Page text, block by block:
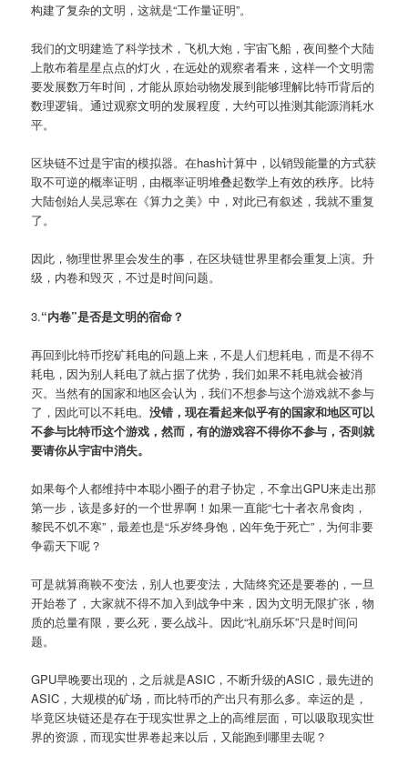
构建了复杂的文明，这就是“工作量证明”。
我们的文明建造了科学技术，飞机大炮，宇宙飞船，夜间整个大陆
上散布着星星点点的灯火，在远处的观察者看来，这样一个文明需
要发展数万年时间，才能从原始动物发展到能够理解比特币背后的
数理逻辑。通过观察文明的发展程度，大约可以推测其能源消耗水
平。
区块链不过是宇宙的模拟器。在hash计算中，以销毁能量的方式获
取不可逆的概率证明，由概率证明堆叠起数学上有效的秩序。比特
大陆创始人吴忌寒在《算力之美》中，对此已有叙述，我就不重复
了。
因此，物理世界里会发生的事，在区块链世界里都会重复上演。升
级，内卷和毁灭，不过是时间问题。
3.“内卷”是否是文明的宿命？
再回到比特币挖矿耗电的问题上来，不是人们想耗电，而是不得不
耗电，因为别人耗电了就占据了优势，我们如果不耗电就会被消
灭。当然有的国家和地区会认为，我们不想参与这个游戏就不参与
了，因此可以不耗电。没错，现在看起来似乎有的国家和地区可以
不参与比特币这个游戏，然而，有的游戏容不得你不参与，否则就
要请你从宇宙中消失。
如果每个人都维持中本聪小圈子的君子协定，不拿出GPU来走出那
第一步，该是多好的一个世界啊！如果一直能“七十者衣帛食肉，
黎民不饥不寒”，最差也是“乐岁终身饱，凶年免于死亡”，为何非要
争霸天下呢？
可是就算商鞅不变法，别人也要变法，大陆终究还是要卷的，一旦
开始卷了，大家就不得不加入到战争中来，因为文明无限扩张，物
质的总量有限，要么死，要么战斗。因此“礼崩乐坏”只是时间问
题。
GPU早晚要出现的，之后就是ASIC，不断升级的ASIC，最先进的
ASIC，大规模的矿场，而比特币的产出只有那么多。幸运的是，
毕竟区块链还是存在于现实世界之上的高维层面，可以吸取现实世
界的资源，而现实世界卷起来以后，又能跑到哪里去呢？